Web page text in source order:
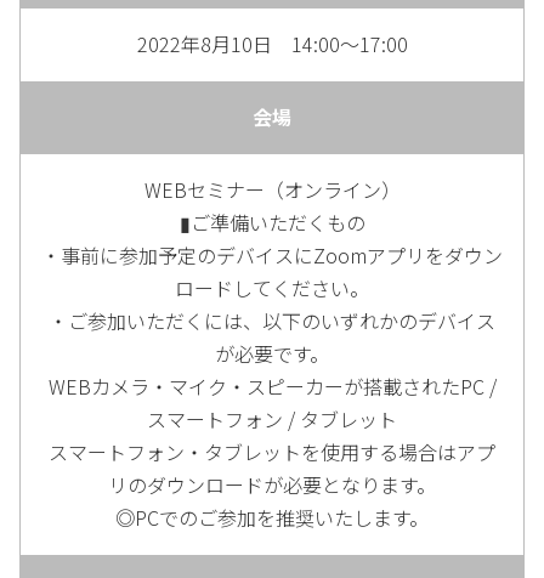
2022年8月10日 14:00～17:00
会場
WEBセミナー（オンライン）
▮ご準備いただくもの
・事前に参加予定のデバイスにZoomアプリをダウン
ロードしてください。
・ご参加いただくには、以下のいずれかのデバイス
が必要です。
WEBカメラ・マイク・スピーカーが搭載されたPC /
スマートフォン / タブレット
スマートフォン・タブレットを使用する場合はアプ
リのダウンロードが必要となります。
◎PCでのご参加を推奨いたします。